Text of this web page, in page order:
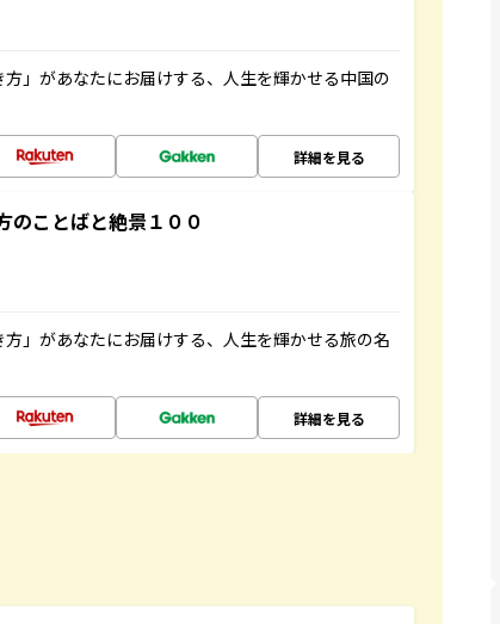
」があなたにお届けする、人生を輝かせる中国の
詳細を見る
のことばと絶景１００
」があなたにお届けする、人生を輝かせる旅の名
詳細を見る